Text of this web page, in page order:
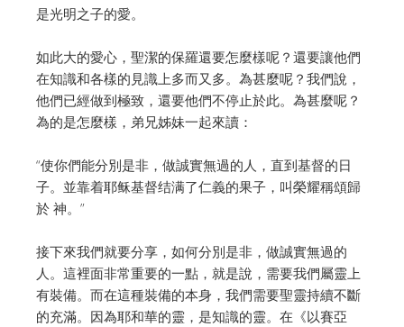
是光明之子的愛。
如此大的愛心，聖潔的保羅還要怎麼樣呢？還要讓他們
在知識和各樣的見識上多而又多。為甚麼呢？我們說，
他們已經做到極致，還要他們不停止於此。為甚麼呢？
為的是怎麼樣，弟兄姊妹一起來讀：
“使你們能分別是非，做誠實無過的人，直到基督的日
子。並靠着耶稣基督结满了仁義的果子，叫榮耀稱頌歸
於 神。”
接下來我們就要分享，如何分別是非，做誠實無過的
人。這裡面非常重要的一點，就是說，需要我們屬靈上
有裝備。而在這種裝備的本身，我們需要聖靈持續不斷
的充滿。因為耶和華的靈，是知識的靈。在《以賽亞